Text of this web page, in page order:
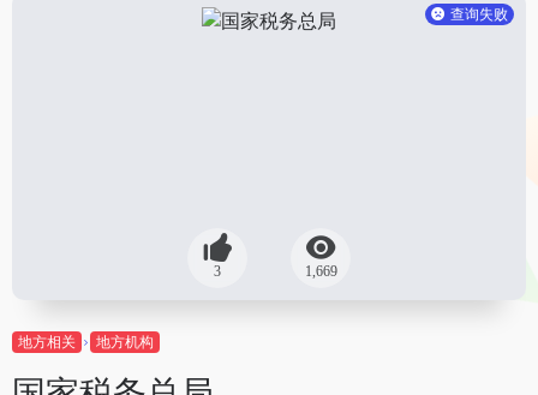
查询失败
3 1,669
地方相关 地方机构